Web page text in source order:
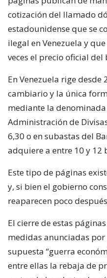
cotización del llamado
estadounidense que se
ilegal en Venezuela y
veces el precio oficial del
En Venezuela rige
cambiario y la única
mediante la
Administración de
6,30 o en subastas del
adquiere a entre 10 y 12
Este tipo de páginas
y, si bien el gobierno
reaparecen poco
El cierre de estas
medidas anunciadas
supuesta “guerra
entre ellas la rebaja de